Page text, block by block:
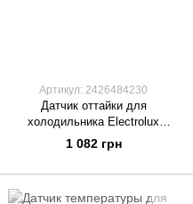
Артикул: 2426484230
Датчик оттайки для
холодильника Electrolux
2426484230
1 082 грн